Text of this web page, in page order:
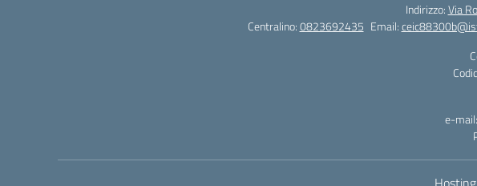
Indirizzo:Via
Centralino:0823692435 Email:
e-